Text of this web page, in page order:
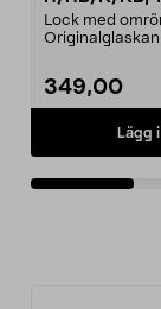
Lock med
349,00
Lägg